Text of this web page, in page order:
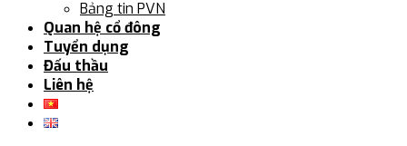
Bảng tin PVN
Quan hệ cổ đông
Tuyển dụng
Đấu thầu
Liên hệ